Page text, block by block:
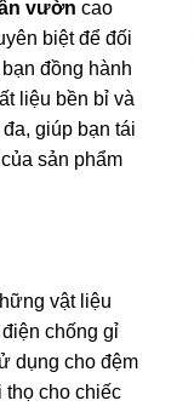
vườn cao
biệt để đối
đồng hành
liệu bền bỉ và
giúp bạn tái
sản phẩm
vật liệu
chống gỉ
dụng cho đệm
thọ cho chiếc